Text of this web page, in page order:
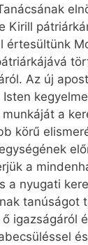
Kirill
értesültünk
Az új
a
körű
a
a nyugati
tanúságot
igazságáról